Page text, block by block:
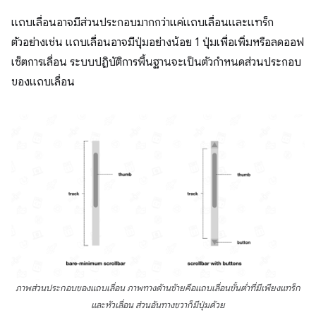
แถบเลื่อนอาจมีส่วนประกอบมากกว่าแค่แถบเลื่อนและแทร็ก
ตัวอย่างเช่น แถบเลื่อนอาจมีปุ่มอย่างน้อย 1 ปุ่มเพื่อเพิ่มหรือลดออฟ
เซ็ตการเลื่อน ระบบปฏิบัติการพื้นฐานจะเป็นตัวกำหนดส่วนประกอบ
ของแถบเลื่อน
ภาพส่วนประกอบของแถบเลื่อน ภาพทางด้านซ้ายคือแถบเลื่อนขั้นต่ำที่มีเพียงแทร็ก
และหัวเลื่อน ส่วนอันทางขวาก็มีปุ่มด้วย